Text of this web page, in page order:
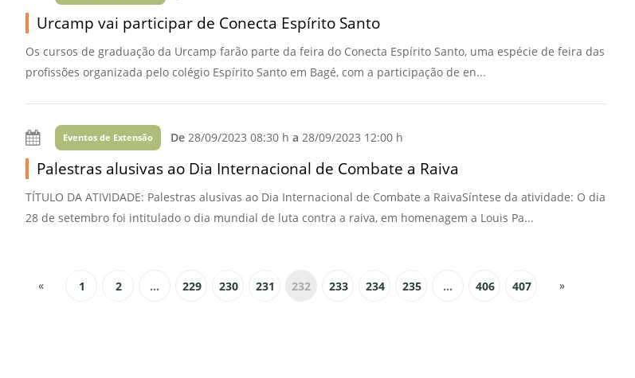
Urcamp vai participar de Conecta Espírito Santo
Os cursos de graduação da Urcamp farão parte da feira do Conecta Espírito Santo, uma espécie de feira das
profissões organizada pelo colégio Espírito Santo em Bagé, com a participação de en...
Eventos de Extensão De28/09/2023 08:30 h a 28/09/2023 12:00 h
Palestras alusivas ao Dia Internacional de Combate a Raiva
TÍTULO DA ATIVIDADE: Palestras alusivas ao Dia Internacional de Combate a RaivaSíntese da atividade: O dia
28 de setembro foi intitulado o dia mundial de luta contra a raiva, em homenagem a Louis Pa...
« 1 2 ... 229 230 231 232 233 234 235 ... 406 407 »